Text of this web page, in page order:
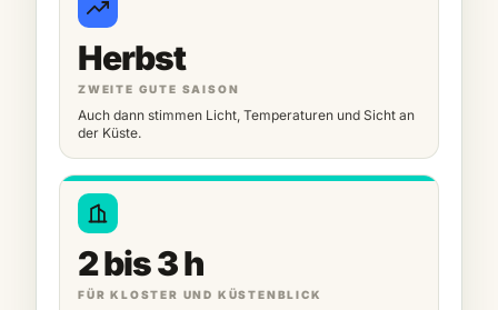
Herbst
ZWEITE GUTE SAISON
Auch dann stimmen Licht, Temperaturen und Sicht an
der Küste.
2 bis 3 h
FÜR KLOSTER UND KÜSTENBLICK